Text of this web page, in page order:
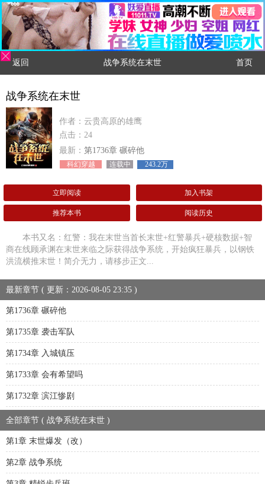
返回 战争系统在末世 首页
战争系统在末世
作者：云贵高原的雄鹰
点击：24
最新： 第1736章 碾碎他
科幻穿越 连载中 243.2万
立即阅读 加入书架
推荐本书 阅读历史
本书又名：红警：我在末世当首长末世+红警暴兵+硬核数据+智
商在线顾承渊在末世来临之际获得战争系统，开始疯狂暴兵，以钢铁
洪流横推末世！简介无力，请移步正文...
最新章节 ( 更新：2026-08-05 23:35 )
第1736章 碾碎他
第1735章 袭击军队
第1734章 入城镇压
第1733章 会有希望吗
第1732章 滨江惨剧
全部章节 ( 战争系统在末世 )
第1章 末世爆发（改）
第2章 战争系统